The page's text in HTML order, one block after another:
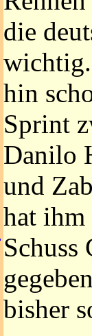
die
hin
Sprint
Danilo
und
hat ihm
Schuss
bisher